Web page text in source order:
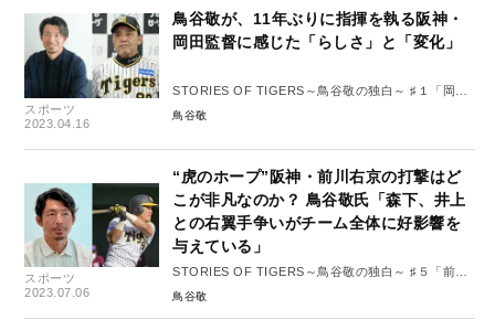
スポーツ
2023.04.16
鳥谷敬が、11年ぶりに指揮を執る阪神・
岡田監督に感じた「らしさ」と「変化」
STORIES OF TIGERS～鳥谷敬の独白～ ♯１「岡田
阪神に見る選手起用の真髄」
鳥谷敬
スポーツ
2023.07.06
“虎のホープ”阪神・前川右京の打撃はど
こが非凡なのか？ 鳥谷敬氏「森下、井上
との右翼手争いがチーム全体に好影響を
与えている」
STORIES OF TIGERS～鳥谷敬の独白～ ♯５「前川
右京選手の可能性」
鳥谷敬